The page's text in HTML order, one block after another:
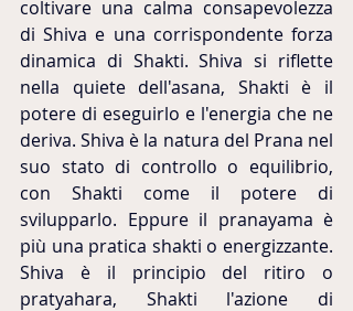
coltivare una calma consapevolezza
di Shiva e una corrispondente forza
dinamica di Shakti. Shiva si riflette
nella quiete dell'asana, Shakti è il
potere di eseguirlo e l'energia che ne
deriva. Shiva è la natura del Prana nel
suo stato di controllo o equilibrio,
con Shakti come il potere di
svilupparlo. Eppure il pranayama è
più una pratica shakti o energizzante.
Shiva è il principio del ritiro o
pratyahara, Shakti l'azione di